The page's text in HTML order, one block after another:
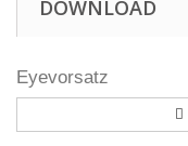
DOWNLOAD
Eyevorsatz